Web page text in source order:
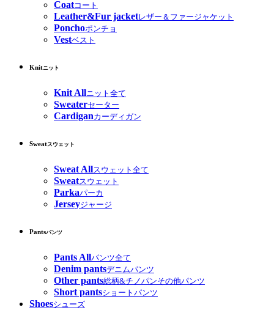
Coatコート
Leather&Fur jacketレザー＆ファージャケット
Ponchoポンチョ
Vestベスト
Knitニット
Knit Allニット全て
Sweaterセーター
Cardiganカーディガン
Sweatスウェット
Sweat Allスウェット全て
Sweatスウェット
Parkaパーカ
Jerseyジャージ
Pantsパンツ
Pants Allパンツ全て
Denim pantsデニムパンツ
Other pants総柄&チノパンその他パンツ
Short pantsショートパンツ
Shoesシューズ